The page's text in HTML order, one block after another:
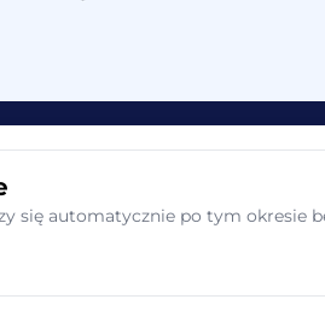
się automatycznie po tym okresie